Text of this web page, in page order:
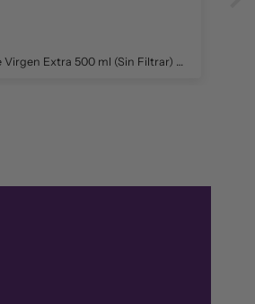
Aceite Virgen Extra 500 ml (Sin Filtrar) "Nuestro" – Primer día de cosecha